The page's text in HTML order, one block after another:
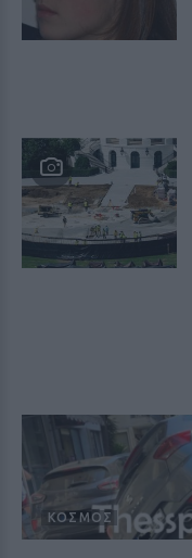
ΚΌΣΜΟΣ